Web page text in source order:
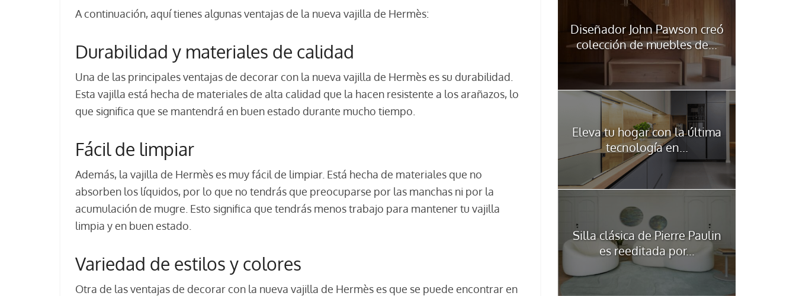
A continuación, aquí tienes algunas ventajas de la nueva vajilla de Hermès:
Durabilidad y materiales de calidad
Una de las principales ventajas de decorar con la nueva vajilla de Hermès es su durabilidad.
Esta vajilla está hecha de materiales de alta calidad que la hacen resistente a los arañazos, lo
que significa que se mantendrá en buen estado durante mucho tiempo.
Fácil de limpiar
Además, la vajilla de Hermès es muy fácil de limpiar. Está hecha de materiales que no
absorben los líquidos, por lo que no tendrás que preocuparse por las manchas ni por la
acumulación de mugre. Esto significa que tendrás menos trabajo para mantener tu vajilla
limpia y en buen estado.
Variedad de estilos y colores
Otra de las ventajas de decorar con la nueva vajilla de Hermès es que se puede encontrar en
Diseñador John Pawson creó
colección de muebles de...
Eleva tu hogar con la última
tecnología en...
Silla clásica de Pierre Paulin
es reeditada por...